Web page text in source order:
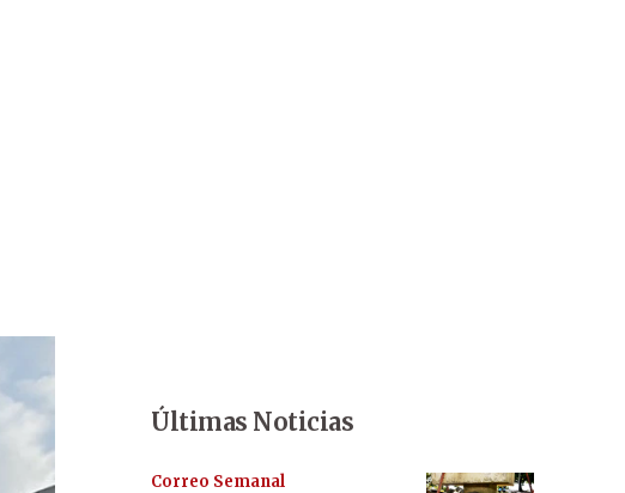
Últimas Noticias
Correo Semanal